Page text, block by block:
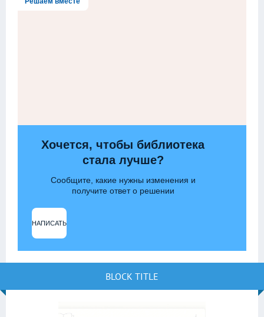
Хочется, чтобы библиотека
стала лучше?
Сообщите, какие нужны изменения и
получите ответ о решении
НАПИСАТЬ
BLOCK TITLE